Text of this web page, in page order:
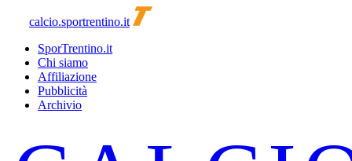
calcio.sportrentino.it
SporTrentino.it
Chi siamo
Affiliazione
Pubblicità
Archivio